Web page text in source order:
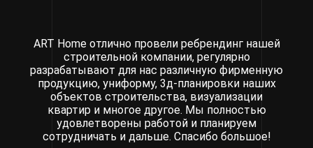
ART Home отлично провели ребрендинг нашей
строительной компании, регулярно
разрабатывают для нас различную фирменную
продукцию, униформу, 3д-планировки наших
объектов строительства, визуализации
квартир и многое другое. Мы полностью
удовлетворены работой и планируем
сотрудничать и дальше. Спасибо большое!